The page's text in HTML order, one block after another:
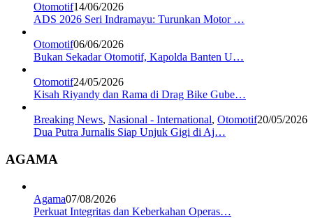
Otomotif14/06/2026
ADS 2026 Seri Indramayu: Turunkan Motor …
Otomotif06/06/2026
Bukan Sekadar Otomotif, Kapolda Banten U…
Otomotif24/05/2026
Kisah Riyandy dan Rama di Drag Bike Gube…
Breaking News, Nasional - International, Otomotif20/05/2026
Dua Putra Jurnalis Siap Unjuk Gigi di Aj…
AGAMA
Agama07/08/2026
Perkuat Integritas dan Keberkahan Operas…